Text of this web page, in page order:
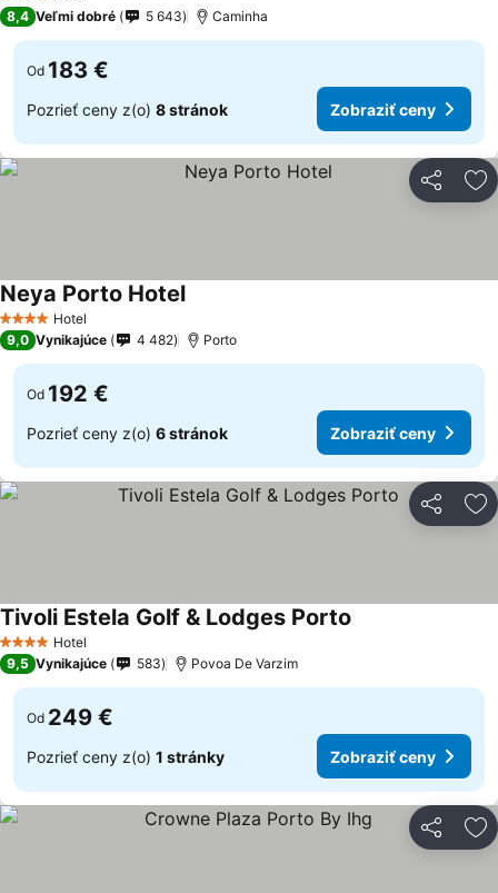
8,4 Veľmi dobré 5 643 Caminha
Od 183 €
Pozrieť ceny z(o) 8 stránok Zobraziť ceny
Zdieľať
4 Počet hviezdičiek
Hotel
Neya Porto Hotel
9,0 Vynikajúce 4 482 Porto
Od 192 €
Pozrieť ceny z(o) 6 stránok Zobraziť ceny
Zdieľať
4 Počet hviezdičiek
Hotel
Tivoli Estela Golf & Lodges Porto
9,5 Vynikajúce 583 Povoa De Varzim
Od 249 €
Pozrieť ceny z(o) 1 stránky Zobraziť ceny
Zdieľať